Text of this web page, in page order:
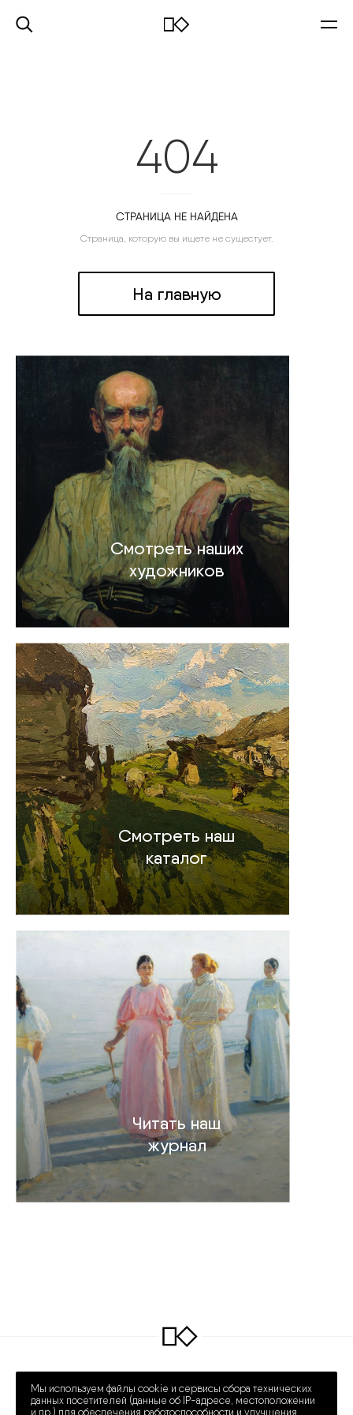
404
СТРАНИЦА НЕ НАЙДЕНА
Страница, которую вы ищете не сущестует.
На главную
Смотреть наших
художников
Смотреть наш
каталог
Читать наш
журнал
ПРЕЧИСТЕНКА 30/2
ПН – СБ 12:00 – 20:00
Мы используем файлы cookie и сервисы сбора технических
данных посетителей (данные об IP-адресе, местоположении
и др.) для обеспечения работоспособности и улучшения